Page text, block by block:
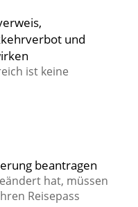
und
ist keine
beantragen
hat, müssen
Reisepass